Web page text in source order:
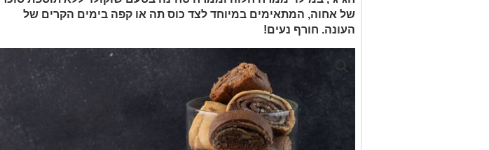
של אחוה, המתאימים במיוחד לצד כוס תה או קפה בימים הקרים של
העונה. חורף נעים!